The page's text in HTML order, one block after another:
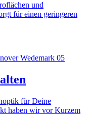
und
für einen geringeren
für Deine
haben wir vor Kurzem